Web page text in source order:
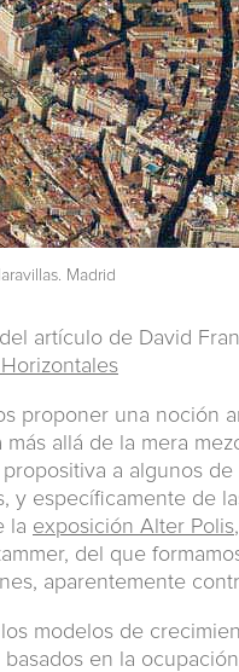
Madrid
artículo de David
proponer una noción
más allá de la mera
a algunos
y específicamente de
la exposición Alter Polis
del que
aparentemente
modelos de
basados en la